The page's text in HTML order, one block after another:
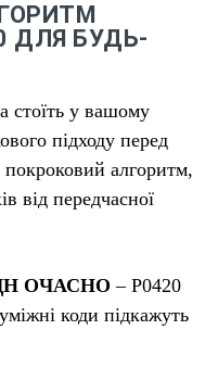
ДЛЯ БУДЬ-
стоїть у вашому
підходу перед
алгоритм,
від передчасної
ОЧАСНО – P0420
коди підкажуть